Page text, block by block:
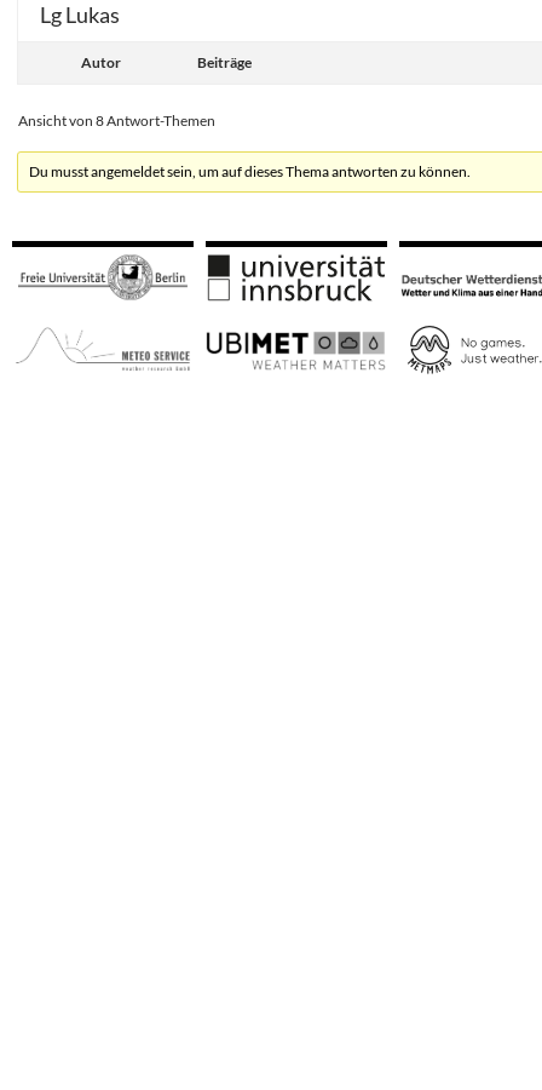
Lg Lukas
Autor Beiträge
Ansicht von 8 Antwort-Themen
Du musst angemeldet sein, um auf dieses Thema antworten zu können.